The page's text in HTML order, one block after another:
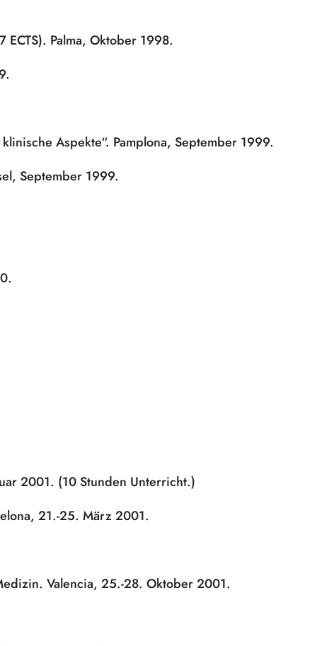
Palma, Oktober 1998.
Aspekte“. Pamplona, September 1999.
September 1999.
2001. (10 Stunden Unterricht.)
21.-25. März 2001.
Valencia, 25.-28. Oktober 2001.